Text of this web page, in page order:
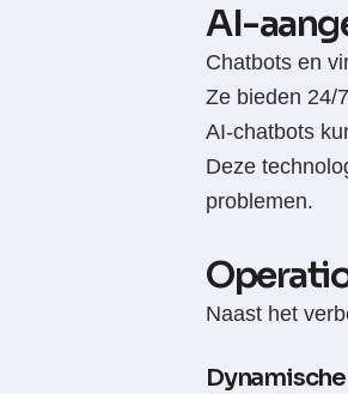
AI-
Chatbots en
Ze bieden 24/
AI-chatbots
Deze
problemen.
Naast het